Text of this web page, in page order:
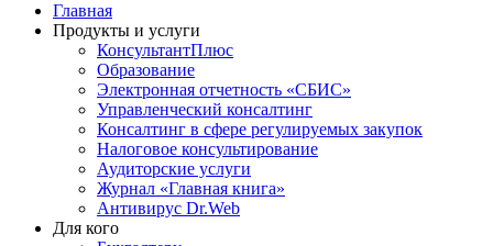
Главная
Продукты и услуги
КонсультантПлюс
Образование
Электронная отчетность «СБИС»
Управленческий консалтинг
Консалтинг в сфере регулируемых закупок
Налоговое консультирование
Аудиторские услуги
Журнал «Главная книга»
Антивирус Dr.Web
Для кого